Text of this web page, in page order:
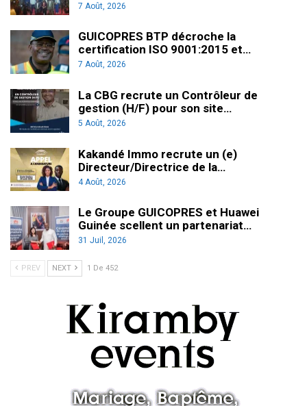
7 Août, 2026
GUICOPRES BTP décroche la
certification ISO 9001:2015 et…
7 Août, 2026
La CBG recrute un Contrôleur de
gestion (H/F) pour son site…
5 Août, 2026
Kakandé Immo recrute un (e)
Directeur/Directrice de la…
4 Août, 2026
Le Groupe GUICOPRES et Huawei
Guinée scellent un partenariat…
31 Juil, 2026
PREV NEXT 1 De 452